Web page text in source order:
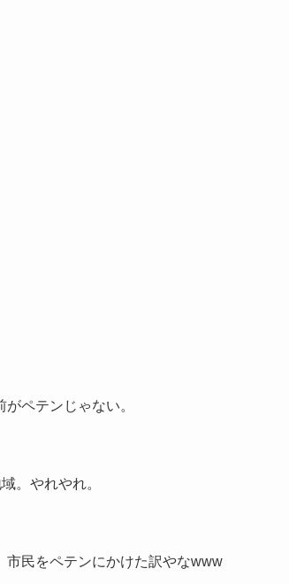
ペテンじゃない。
。やれやれ。
市民をペテンにかけた訳やなwww